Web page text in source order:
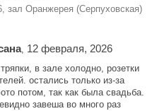
зал Оранжерея (Серпуховская)
, 12 февраля, 2026
в зале холодно, розетки
остались только из-за
потом, так как была свадьба.
завеша во много раз